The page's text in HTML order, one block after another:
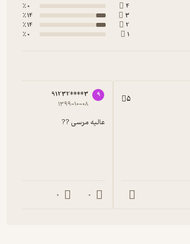
4
0 ٪
3
14 ٪
2
14 ٪
1
0 ٪
5
9
91232****3
۱۳۹۹-۱۰-۰۸
عالیه مرسی ??
0
0